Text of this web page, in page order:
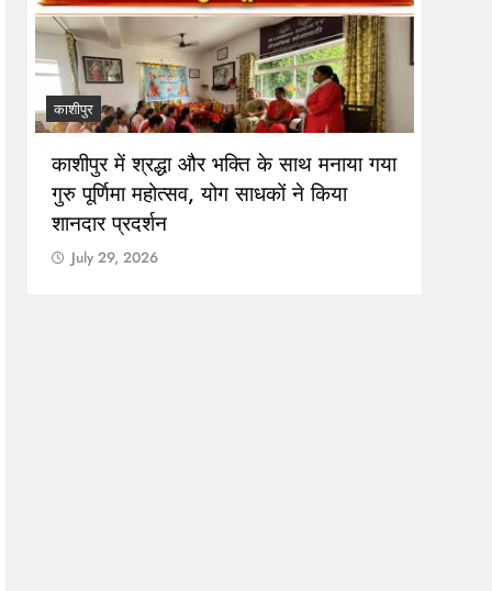
मनाया गया
काशीपुर रुद्रपुर
1 सितंबर से शुरू होगा खेल महाकुंभ-2026,
तैयारियों में जुटा प्रशासन
July 29, 2026